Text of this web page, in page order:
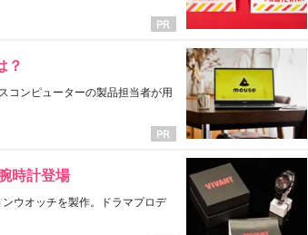
？
コンピューターの製品担当者が用
時計登場
ウオッチを製作。ドラマプロデ